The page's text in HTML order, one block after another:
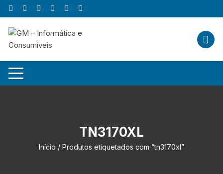
Skip
to
content
TN3170XL
Início / Produtos etiquetados com “tn3170xl”